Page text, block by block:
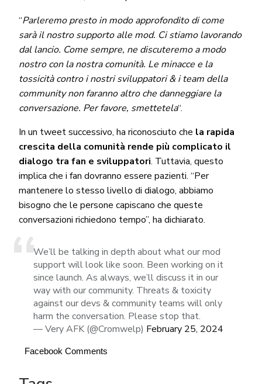
“Parleremo presto in modo approfondito di come
sarà il nostro supporto alle mod. Ci stiamo lavorando
dal lancio. Come sempre, ne discuteremo a modo
nostro con la nostra comunità. Le minacce e la
tossicità contro i nostri sviluppatori & i team della
community non faranno altro che danneggiare la
conversazione. Per favore, smettetela“.
In un tweet successivo, ha riconosciuto che la rapida
crescita della comunità rende più complicato il
dialogo tra fan e sviluppatori. Tuttavia, questo
implica che i fan dovranno essere pazienti. “Per
mantenere lo stesso livello di dialogo, abbiamo
bisogno che le persone capiscano che queste
conversazioni richiedono tempo”, ha dichiarato.
We’ll be talking in depth about what our mod
support will look like soon. Been working on it
since launch. As always, we’ll discuss it in our
way with our community. Threats & toxicity
against our devs & community teams will only
harm the conversation. Please stop that.
— Very AFK (@Cromwelp) February 25, 2024
Facebook Comments